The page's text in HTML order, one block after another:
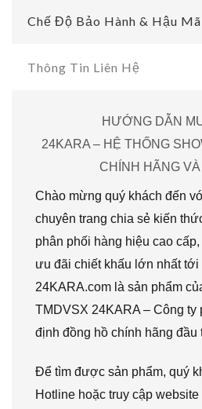
Chế Độ Bảo Hành & Hậu
Thông Tin Liên Hệ
HƯỚNG DẪN
24KARA – HỆ THỐNG
CHÍNH HÃNG
Chào mừng quý khách đến
chuyên trang chia sẻ kiến
phân phối hàng hiệu cao
ưu đãi chiết khấu lớn nhất tới
24KARA.com là sản phẩm
TMDVSX 24KARA – Công ty
định đồng hồ chính hãng đầu
Để tìm được sản phẩm, quý
Hotline hoặc truy cập